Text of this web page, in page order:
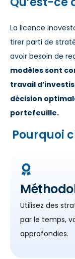
La licence
tirer parti de
avoir besoin de
modèles sont
travail
décision
portefeuille.
Pourquoi
Utilisez des
par le temps,
approfondies.